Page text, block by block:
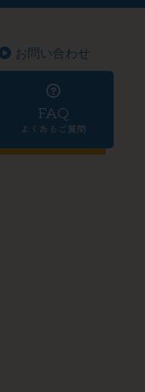
お問い合わせ
FAQ
よくあるご質問